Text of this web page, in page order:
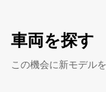
車両を探す
この機会に新モデル